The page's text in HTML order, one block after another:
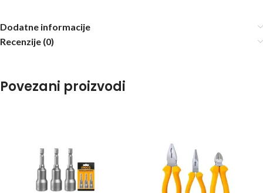
Dodatne informacije
Recenzije (0)
Povezani proizvodi